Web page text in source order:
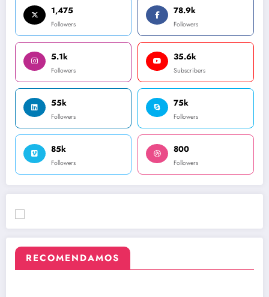
1,475
Followers
78.9k
Followers
5.1k
Followers
35.6k
Subscribers
55k
Followers
75k
Followers
85k
Followers
800
Followers
RECOMENDAMOS